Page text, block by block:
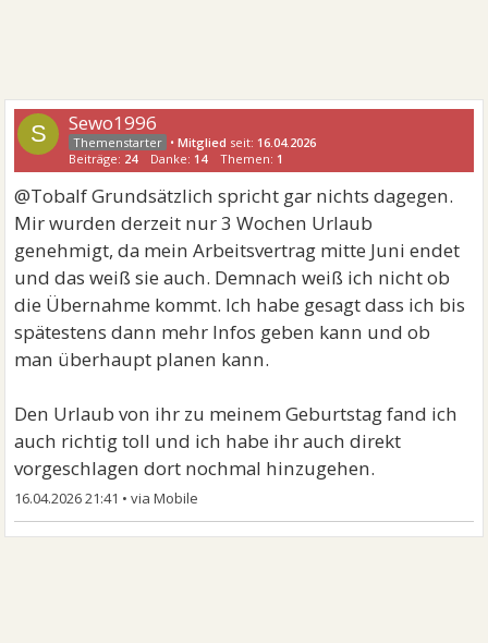
S Sewo1996
•Mitglied seit: 16.04.2026
Beiträge: 24 Danke: 14 Themen: 1
@Tobalf Grundsätzlich spricht gar nichts dagegen.
Mir wurden derzeit nur 3 Wochen Urlaub
genehmigt, da mein Arbeitsvertrag mitte Juni endet
und das weiß sie auch. Demnach weiß ich nicht ob
die Übernahme kommt. Ich habe gesagt dass ich bis
spätestens dann mehr Infos geben kann und ob
man überhaupt planen kann.
Den Urlaub von ihr zu meinem Geburtstag fand ich
auch richtig toll und ich habe ihr auch direkt
vorgeschlagen dort nochmal hinzugehen.
16.04.2026 21:41 •